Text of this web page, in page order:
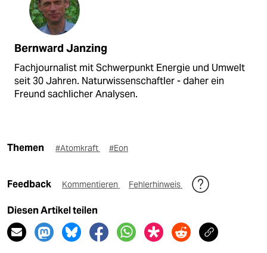
Bernward Janzing
Fachjournalist mit Schwerpunkt Energie und Umwelt
seit 30 Jahren. Naturwissenschaftler - daher ein
Freund sachlicher Analysen.
Themen #Atomkraft #Eon
Feedback Kommentieren Fehlerhinweis
Diesen Artikel teilen